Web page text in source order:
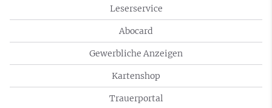
Leserservice
Abocard
Gewerbliche Anzeigen
Kartenshop
Trauerportal